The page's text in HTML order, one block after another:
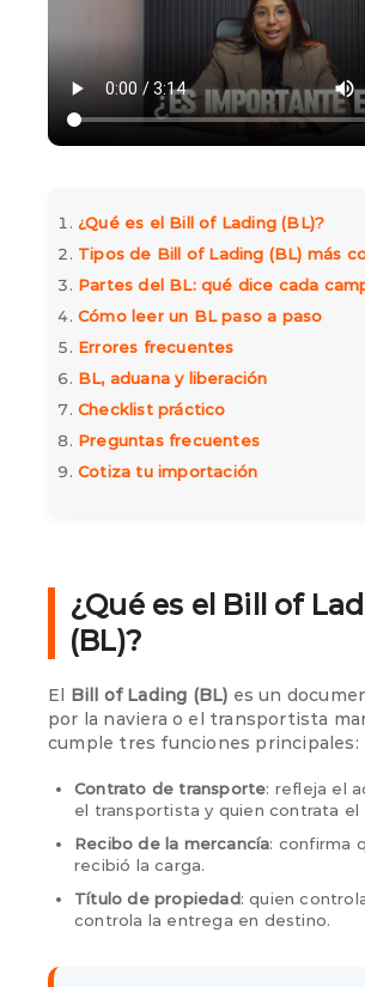
¿Qué es el Bill of Lading (BL)?
Tipos de Bill of Lading (BL) más
Partes del BL: qué dice cada
Cómo leer un BL paso a paso
Errores frecuentes
BL, aduana y liberación
Checklist práctico
Preguntas frecuentes
Cotiza tu importación
¿Qué es el Bill of
(BL)?
El Bill of Lading (BL) es un
por la naviera o el transportista
cumple tres funciones principales:
Contrato de transporte: refleja el
el transportista y quien contrata el
Recibo de la mercancía: confirma
recibió la carga.
Título de propiedad: quien
controla la entrega en destino.